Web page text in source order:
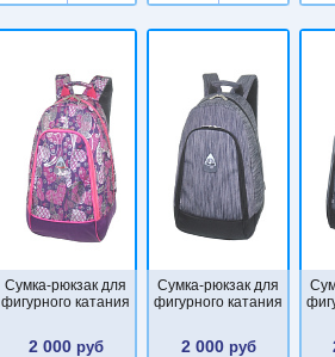
Сумка-рюкзак для
фигурного катания
2 000 руб
Сумка-рюкзак для
фигурного катания
2 000руб